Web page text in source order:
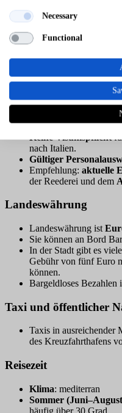
Reedereien und Routen
Cagliari wird vor allem
Kreuzfahrten angelaufen.
Reedereien: MSC
Oft Teil von
Keine Visumspflicht
nach Italien.
Gültiger
Empfehlung: aktuelle
der Reederei und dem
Landeswährung
Landeswährung ist
Sie können an Bord
In der Stadt gibt es
Gebühr von fünf Euro
können.
Bargeldloses Bezahlen
Taxi und öffentlicher
Taxis in ausreichender
des Kreuzfahrthafens
Reisezeit
Klima: mediterran
Sommer
häufig über 30 Grad
Necessary
Functional